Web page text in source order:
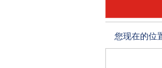
您现在的位